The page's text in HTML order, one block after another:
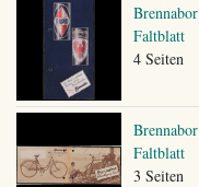
Brennabor
Faltblatt
4 Seiten
Brennabor
Faltblatt
3 Seiten